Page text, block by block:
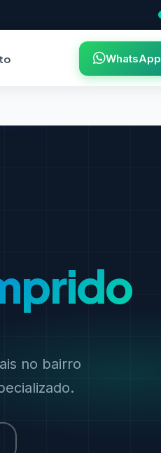
WhatsApp
no bairro